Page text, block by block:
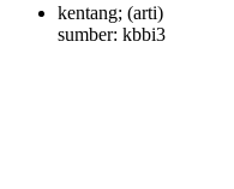
kentang; (arti)
sumber: kbbi3